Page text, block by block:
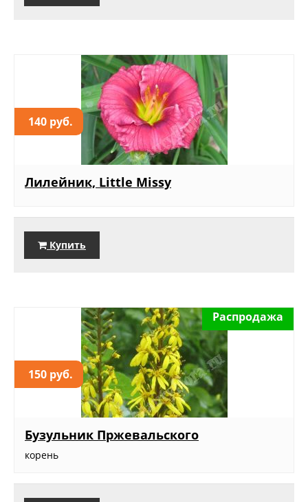
140 руб.
Лилейник, Little Missy
Купить
150 руб.
Распродажа
Бузульник Пржевальского
корень